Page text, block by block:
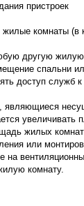
пристроек
комнаты (в
другую
спальни
доступ
являющиеся
увеличивать
жилых
или
на
комнату.